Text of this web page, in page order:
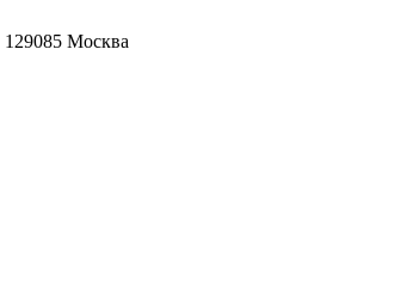
129085 Москва